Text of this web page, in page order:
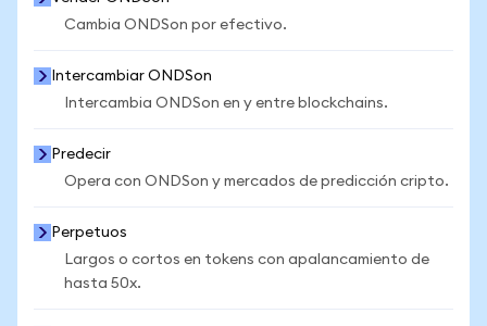
Cambia ONDSon por efectivo.
Intercambiar ONDSon
Intercambia ONDSon en y entre blockchains.
Predecir
Opera con ONDSon y mercados de predicción cripto.
Perpetuos
Largos o cortos en tokens con apalancamiento de
hasta 50x.